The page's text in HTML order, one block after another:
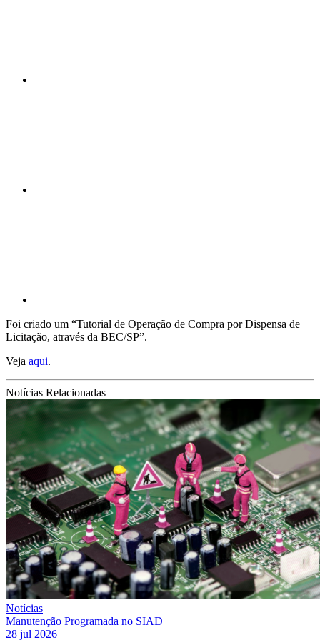
Foi criado um “Tutorial de Operação de Compra por Dispensa de
Licitação, através da BEC/SP”.
Veja aqui.
Notícias Relacionadas
Notícias
Manutenção Programada no SIAD
28 jul 2026